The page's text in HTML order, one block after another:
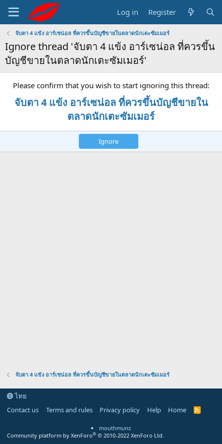
Log in Register
จับตา 4 แข้ง อาร์เซน่อล ที่ควรขึ้นบัญชีขายในตลาดนักเตะซัมเมอร์
Ignore thread 'จับตา 4 แข้ง อาร์เซน่อล ที่ควรขึ้น
บัญชีขายในตลาดนักเตะซัมเมอร์'
Please confirm that you wish to start ignoring this thread:
จับตา 4 แข้ง อาร์เซน่อล ที่ควรขึ้นบัญชีขายใน
ตลาดนักเตะซัมเมอร์
Ignore
จับตา 4 แข้ง อาร์เซน่อล ที่ควรขึ้นบัญชีขายในตลาดนักเตะซัมเมอร์
ไทย
Contact us
Terms and rules Privacy policy Help Home
R
mouthmunz
Community platform by XenForo® © 2010-2022 XenForo Ltd.